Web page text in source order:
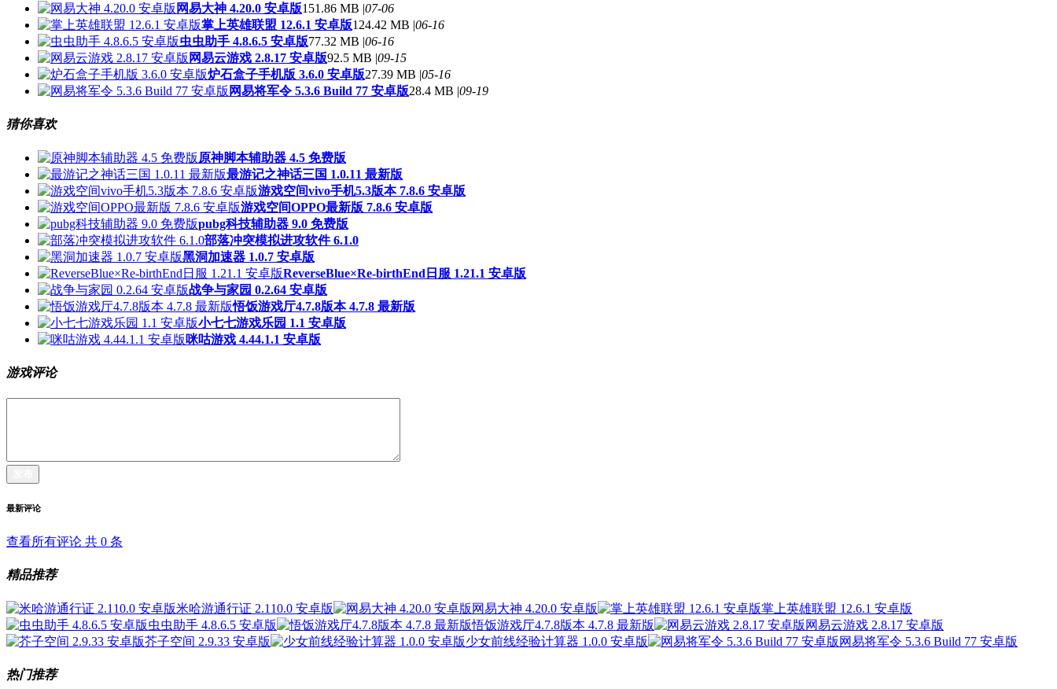
网易大神 4.20.0 安卓版151.86 MB |07-06
掌上英雄联盟 12.6.1 安卓版124.42 MB |06-16
虫虫助手 4.8.6.5 安卓版77.32 MB |06-16
网易云游戏 2.8.17 安卓版92.5 MB |09-15
炉石盒子手机版 3.6.0 安卓版27.39 MB |05-16
网易将军令 5.3.6 Build 77 安卓版28.4 MB |09-19
猜你喜欢
原神脚本辅助器 4.5 免费版
最游记之神话三国 1.0.11 最新版
游戏空间vivo手机5.3版本 7.8.6 安卓版
游戏空间OPPO最新版 7.8.6 安卓版
pubg科技辅助器 9.0 免费版
部落冲突模拟进攻软件 6.1.0
黑洞加速器 1.0.7 安卓版
ReverseBlue×Re-birthEnd日服 1.21.1 安卓版
战争与家园 0.2.64 安卓版
悟饭游戏厅4.7.8版本 4.7.8 最新版
小七七游戏乐园 1.1 安卓版
咪咕游戏 4.44.1.1 安卓版
游戏评论
最新评论
查看所有评论 共 0 条
精品推荐
米哈游通行证 2.110.0 安卓版 网易大神 4.20.0 安卓版
掌上英雄联盟 12.6.1 安卓版
虫虫助手 4.8.6.5 安卓版
悟饭游戏厅4.7.8版本 4.7.8 最新版
网易云游戏 2.8.17 安卓版
芥子空间 2.9.33 安卓版
少女前线经验计算器 1.0.0 安卓版 网易将军令 5.3.6 Build 77 安卓版
热门推荐